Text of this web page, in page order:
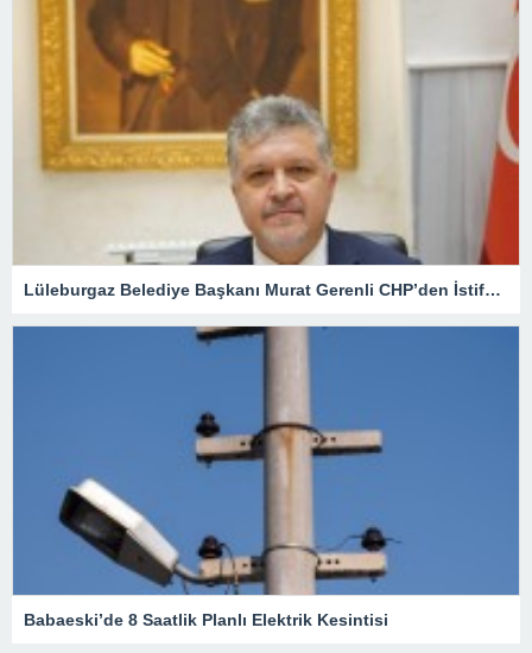
Lüleburgaz Belediye Başkanı Murat Gerenli CHP’den İstifa Etti
Babaeski’de 8 Saatlik Planlı Elektrik Kesintisi